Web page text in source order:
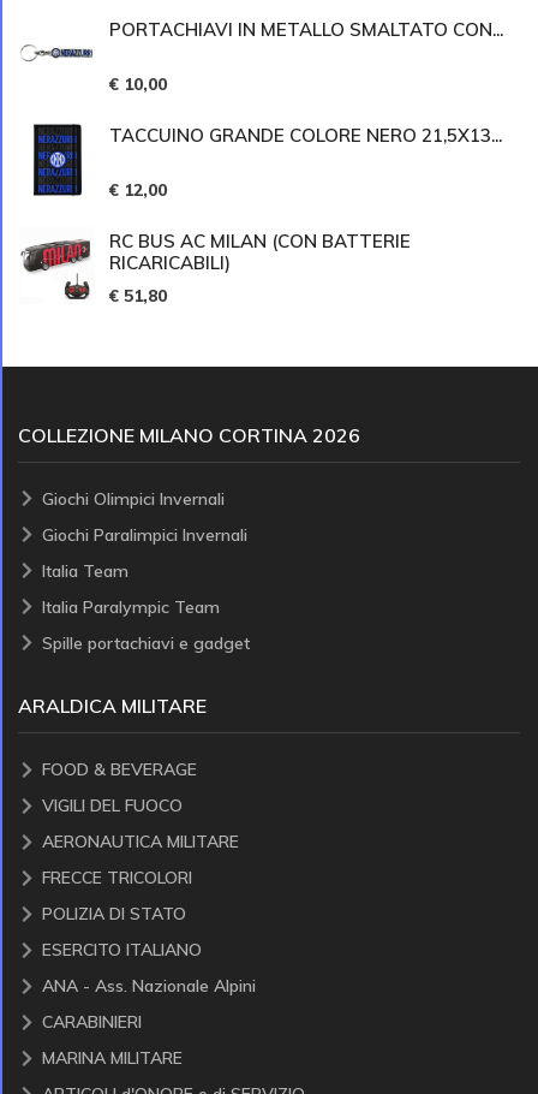
PORTACHIAVI IN METALLO SMALTATO CON...
€ 10,00
TACCUINO GRANDE COLORE NERO 21,5X13...
€ 12,00
RC BUS AC MILAN (CON BATTERIE
RICARICABILI)
€ 51,80
COLLEZIONE MILANO CORTINA 2026
Giochi Olimpici Invernali
Giochi Paralimpici Invernali
Italia Team
Italia Paralympic Team
Spille portachiavi e gadget
ARALDICA MILITARE
FOOD & BEVERAGE
VIGILI DEL FUOCO
AERONAUTICA MILITARE
FRECCE TRICOLORI
POLIZIA DI STATO
ESERCITO ITALIANO
ANA - Ass. Nazionale Alpini
CARABINIERI
MARINA MILITARE